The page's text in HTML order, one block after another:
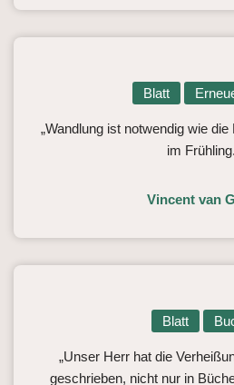
Blatt
„Wandlung ist notwendig wie
im
Vincent van
Blatt
„Unser Herr hat die
geschrieben, nicht nur in